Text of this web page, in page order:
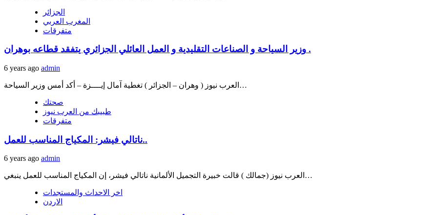
الجزائر
المغرب العربي
متفرقات
وزير السياحة و الصناعات التقليدية و العمل العائلي الجزائري يتفقد قطاعه بوهران .
6 years ago admin
العرب نيوز ( وهران – الجزائر ) تغطية آمال إيــــزة – أكد أمس وزير السياحة…
صحتك
طبيبك من العرب نيوز
متفرقات
ناتالي فيشر: المكياج المناسب للعمل..
6 years ago admin
العرب نيوز (جمالك ) قالت خبيرة التجميل الألمانية ناتالي فيشر، إن المكياج المناسب للعمل ينبغي…
اخر الاحداث والمستجدات
الاردن